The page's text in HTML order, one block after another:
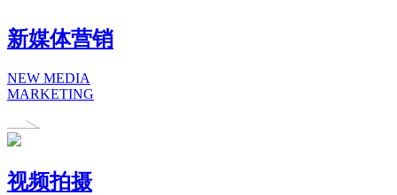
新媒体营销
NEW MEDIA
MARKETING
视频拍摄